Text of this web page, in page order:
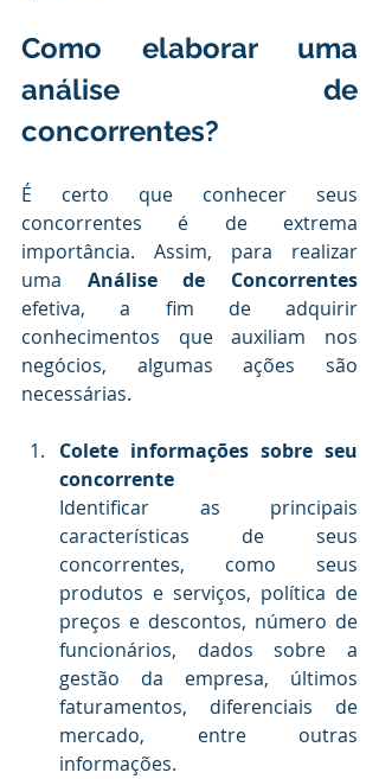
Como elaborar uma
análise de
concorrentes?
É certo que conhecer seus
concorrentes é de extrema
importância. Assim, para realizar
uma Análise de Concorrentes
efetiva, a fim de adquirir
conhecimentos que auxiliam nos
negócios, algumas ações são
necessárias.
Colete informações sobre seu
concorrente
Identificar as principais
características de seus
concorrentes, como seus
produtos e serviços, política de
preços e descontos, número de
funcionários, dados sobre a
gestão da empresa, últimos
faturamentos, diferenciais de
mercado, entre outras
informações.